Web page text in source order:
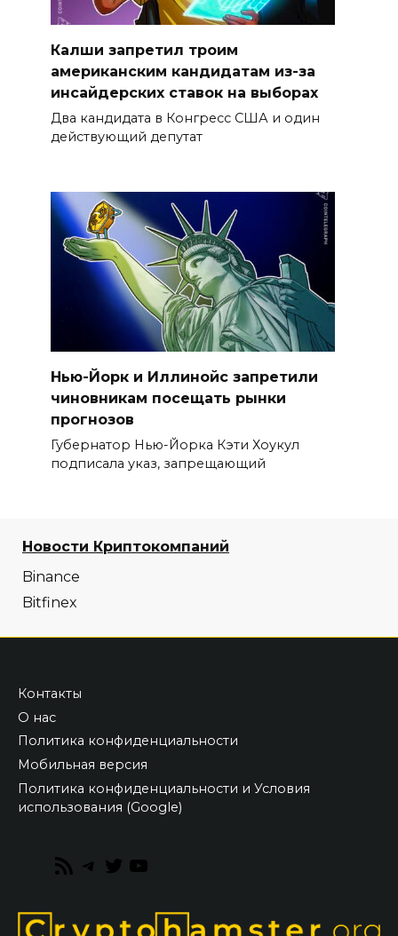
Калши запретил троим
американским кандидатам из-за
инсайдерских ставок на выборах
Два кандидата в Конгресс США и один
действующий депутат
Нью-Йорк и Иллинойс запретили
чиновникам посещать рынки
прогнозов
Губернатор Нью-Йорка Кэти Хоукул
подписала указ, запрещающий
Новости Криптокомпаний
Binance
Bitfinex
Контакты
О нас
Политика конфиденциальности
Мобильная версия
Политика конфиденциальности и Условия
использования (Google)
RSS
Telegram
Twitter